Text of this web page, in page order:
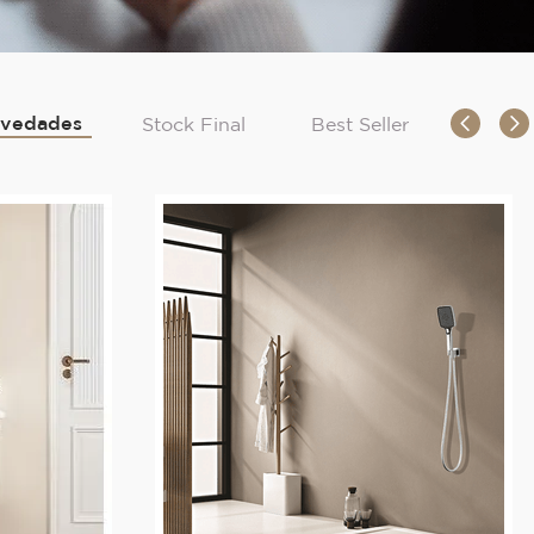
Stock Final Best Seller